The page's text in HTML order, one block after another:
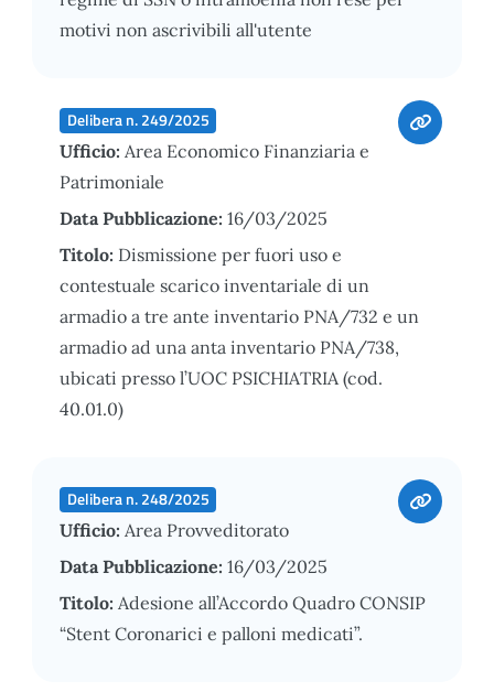
motivi non ascrivibili all'utente
Delibera n. 249/2025
Ufficio: Area Economico Finanziaria e
Patrimoniale
Data Pubblicazione: 16/03/2025
Titolo: Dismissione per fuori uso e
contestuale scarico inventariale di un
armadio a tre ante inventario PNA/732 e un
armadio ad una anta inventario PNA/738,
ubicati presso l’UOC PSICHIATRIA (cod.
40.01.0)
Delibera n. 248/2025
Ufficio: Area Provveditorato
Data Pubblicazione: 16/03/2025
Titolo: Adesione all’Accordo Quadro CONSIP
“Stent Coronarici e palloni medicati”.